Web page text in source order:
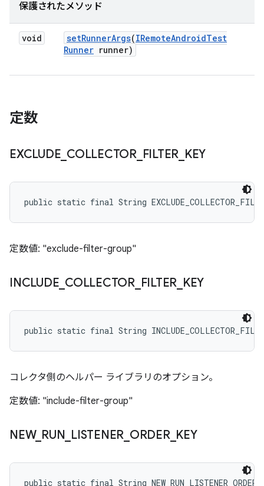
保護されたメソッド
void setRunnerArgs(IRemoteAndroidTest
Runner runner)
定数
EXCLUDE COLLECTOR_ FILTER KEY
public static final String
定数値: "exclude-filter-group"
INCLUDE COLLECTOR_ FILTER KEY
public static final String
コレクタ側のヘルパー ライブラリのオプション。
定数値: "include-filter-group"
NEW_ RUN LISTENER ORDER_ KEY
public static final String